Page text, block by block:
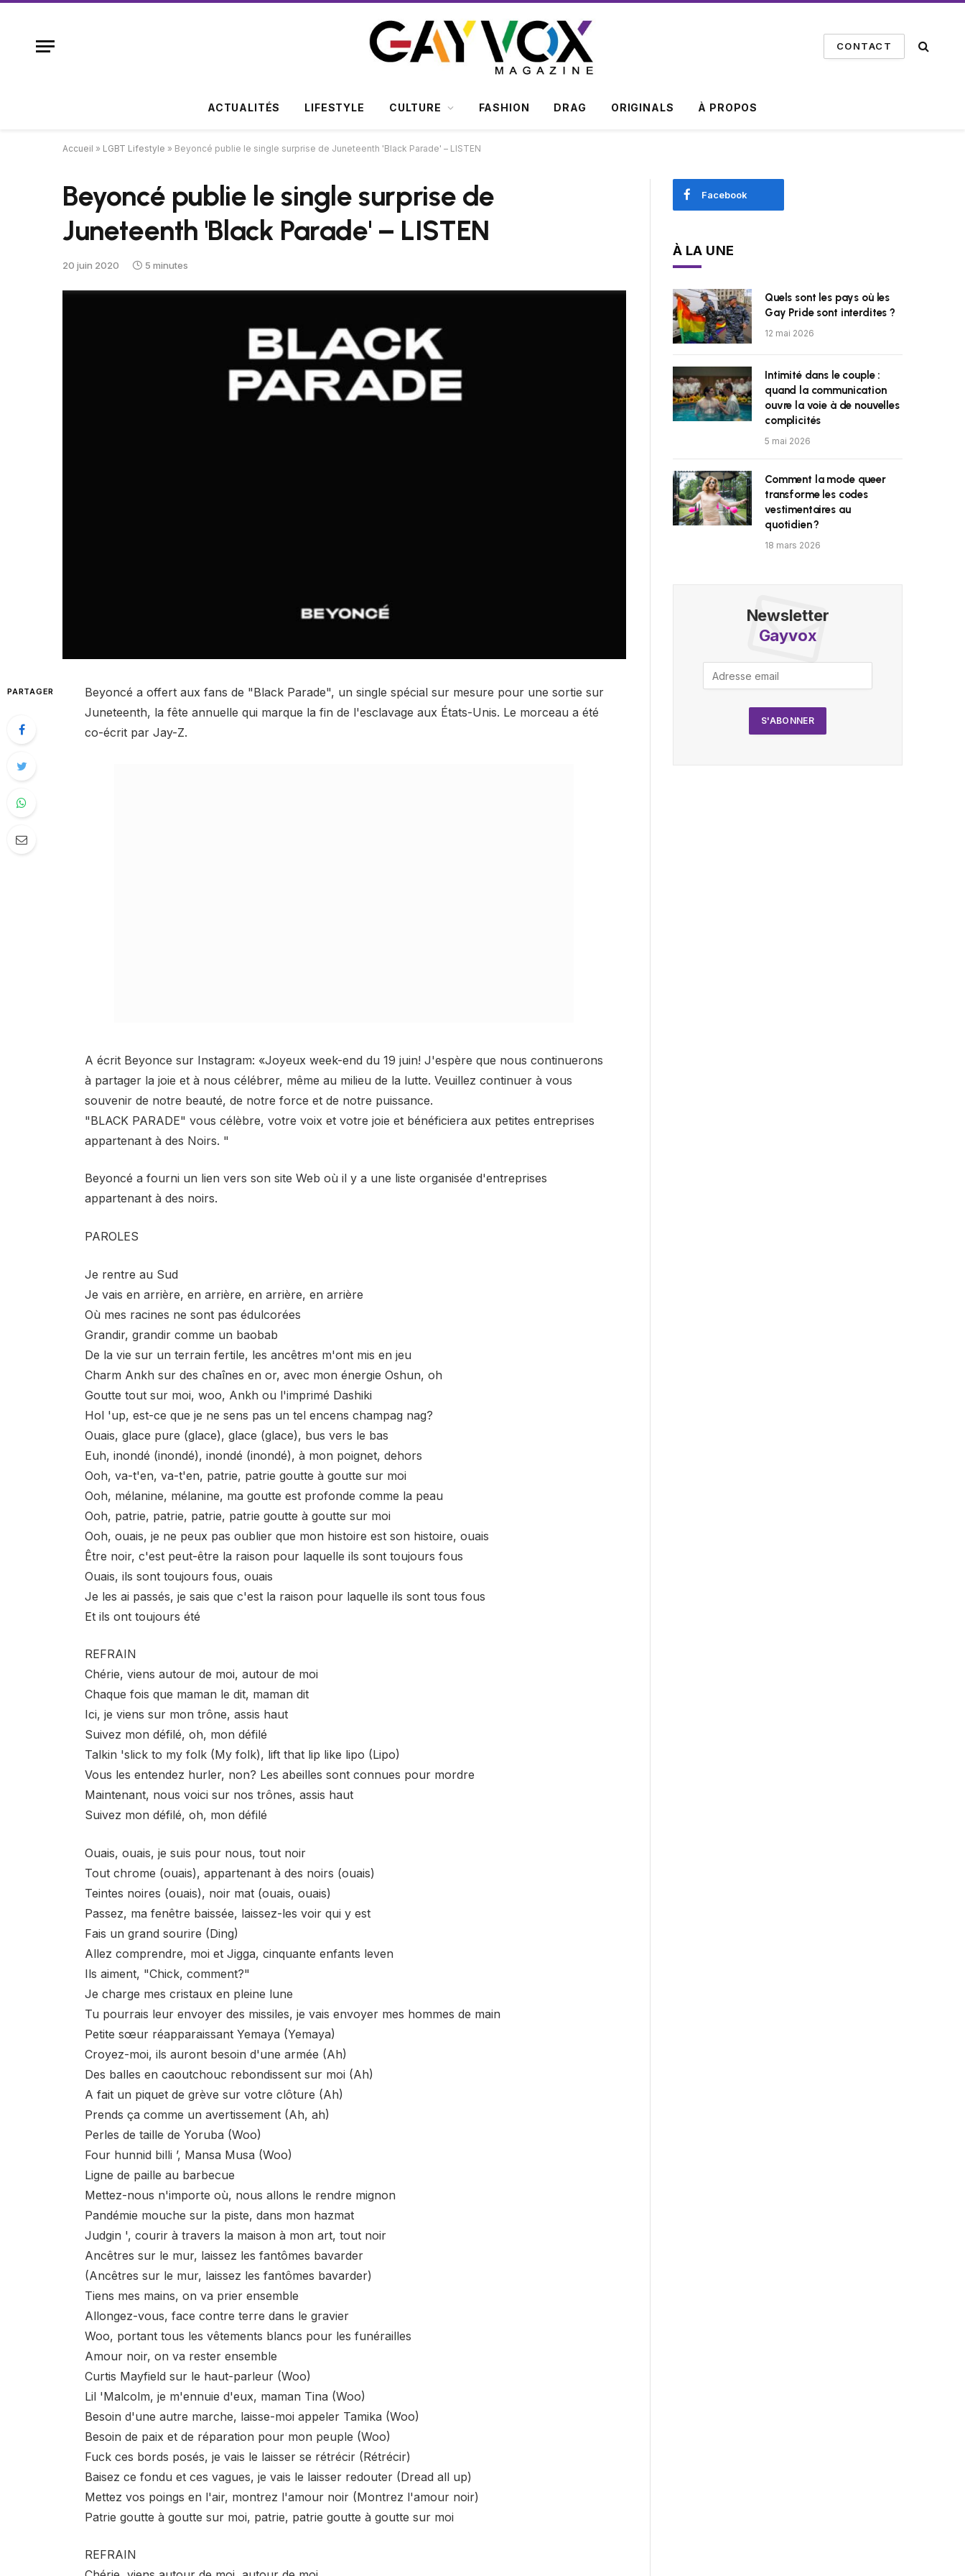
CONTACT
ACTUALITÉS LIFESTYLE CULTURE FASHION DRAG ORIGINALS À PROPOS
Accueil » LGBT Lifestyle » Beyoncé publie le single surprise de Juneteenth 'Black Parade' – LISTEN
Beyoncé publie le single surprise de
Juneteenth 'Black Parade' – LISTEN
20 juin 2020 5 minutes
PARTAGER
Beyoncé a offert aux fans de "Black Parade", un single spécial sur mesure pour une sortie sur
Juneteenth, la fête annuelle qui marque la fin de l'esclavage aux États-Unis. Le morceau a été
co-écrit par Jay-Z.
A écrit Beyonce sur Instagram: «Joyeux week-end du 19 juin! J'espère que nous continuerons
à partager la joie et à nous célébrer, même au milieu de la lutte. Veuillez continuer à vous
souvenir de notre beauté, de notre force et de notre puissance.
"BLACK PARADE" vous célèbre, votre voix et votre joie et bénéficiera aux petites entreprises
appartenant à des Noirs. "
Beyoncé a fourni un lien vers son site Web où il y a une liste organisée d'entreprises
appartenant à des noirs.
PAROLES
Je rentre au Sud
Je vais en arrière, en arrière, en arrière, en arrière
Où mes racines ne sont pas édulcorées
Grandir, grandir comme un baobab
De la vie sur un terrain fertile, les ancêtres m'ont mis en jeu
Charm Ankh sur des chaînes en or, avec mon énergie Oshun, oh
Goutte tout sur moi, woo, Ankh ou l'imprimé Dashiki
Hol 'up, est-ce que je ne sens pas un tel encens champag nag?
Ouais, glace pure (glace), glace (glace), bus vers le bas
Euh, inondé (inondé), inondé (inondé), à mon poignet, dehors
Ooh, va-t'en, va-t'en, patrie, patrie goutte à goutte sur moi
Ooh, mélanine, mélanine, ma goutte est profonde comme la peau
Ooh, patrie, patrie, patrie, patrie goutte à goutte sur moi
Ooh, ouais, je ne peux pas oublier que mon histoire est son histoire, ouais
Être noir, c'est peut-être la raison pour laquelle ils sont toujours fous
Ouais, ils sont toujours fous, ouais
Je les ai passés, je sais que c'est la raison pour laquelle ils sont tous fous
Et ils ont toujours été
REFRAIN
Chérie, viens autour de moi, autour de moi
Chaque fois que maman le dit, maman dit
Ici, je viens sur mon trône, assis haut
Suivez mon défilé, oh, mon défilé
Talkin 'slick to my folk (My folk), lift that lip like lipo (Lipo)
Vous les entendez hurler, non? Les abeilles sont connues pour mordre
Maintenant, nous voici sur nos trônes, assis haut
Suivez mon défilé, oh, mon défilé
Ouais, ouais, je suis pour nous, tout noir
Tout chrome (ouais), appartenant à des noirs (ouais)
Teintes noires (ouais), noir mat (ouais, ouais)
Passez, ma fenêtre baissée, laissez-les voir qui y est
Fais un grand sourire (Ding)
Allez comprendre, moi et Jigga, cinquante enfants leven
Ils aiment, "Chick, comment?"
Je charge mes cristaux en pleine lune
Tu pourrais leur envoyer des missiles, je vais envoyer mes hommes de main
Petite sœur réapparaissant Yemaya (Yemaya)
Croyez-moi, ils auront besoin d'une armée (Ah)
Des balles en caoutchouc rebondissent sur moi (Ah)
A fait un piquet de grève sur votre clôture (Ah)
Prends ça comme un avertissement (Ah, ah)
Perles de taille de Yoruba (Woo)
Four hunnid billi ’, Mansa Musa (Woo)
Ligne de paille au barbecue
Mettez-nous n'importe où, nous allons le rendre mignon
Pandémie mouche sur la piste, dans mon hazmat
Judgin ', courir à travers la maison à mon art, tout noir
Ancêtres sur le mur, laissez les fantômes bavarder
(Ancêtres sur le mur, laissez les fantômes bavarder)
Tiens mes mains, on va prier ensemble
Allongez-vous, face contre terre dans le gravier
Woo, portant tous les vêtements blancs pour les funérailles
Amour noir, on va rester ensemble
Curtis Mayfield sur le haut-parleur (Woo)
Lil 'Malcolm, je m'ennuie d'eux, maman Tina (Woo)
Besoin d'une autre marche, laisse-moi appeler Tamika (Woo)
Besoin de paix et de réparation pour mon peuple (Woo)
Fuck ces bords posés, je vais le laisser se rétrécir (Rétrécir)
Baisez ce fondu et ces vagues, je vais le laisser redouter (Dread all up)
Mettez vos poings en l'air, montrez l'amour noir (Montrez l'amour noir)
Patrie goutte à goutte sur moi, patrie, patrie goutte à goutte sur moi
REFRAIN
Facebook
À LA UNE
Quels sont les pays où les
Gay Pride sont interdites ?
12 mai 2026
Intimité dans le couple :
quand la communication
ouvre la voie à de nouvelles
complicités
5 mai 2026
Comment la mode queer
transforme les codes
vestimentaires au
quotidien ?
18 mars 2026
Newsletter
Gayvox